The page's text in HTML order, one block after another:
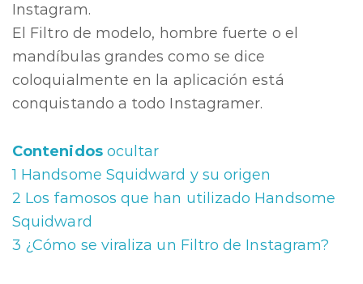
Instagram.
El Filtro de modelo, hombre fuerte o el
mandíbulas grandes como se dice
coloquialmente en la aplicación está
conquistando a todo Instagramer.
Contenidos ocultar
1 Handsome Squidward y su origen
2 Los famosos que han utilizado Handsome
Squidward
3 ¿Cómo se viraliza un Filtro de Instagram?